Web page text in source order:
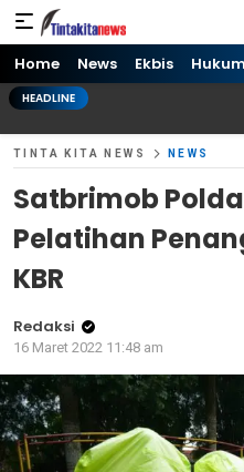
Tinta kita News
Informasi Terkini
Home News Ekbis Hukum
HEADLINE
TINTA KITA NEWS NEWS
Satbrimob
Pelatihan
KBR
Redaksi
16 Maret 2022 11:48 am